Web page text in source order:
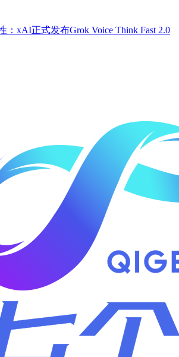
：xAI正式发布Grok Voice Think Fast 2.0